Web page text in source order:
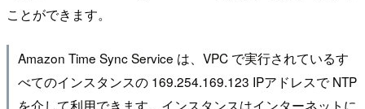
ことができます。
Amazon Time Sync Service は、VPC で実行されているす
べてのインスタンスの 169.254.169.123 IPアドレスで NTP
を介して利用できます。インスタンスはインターネットに